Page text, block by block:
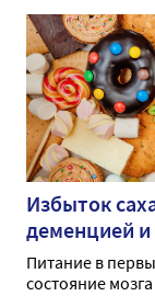
Избыток
деменцией
Питание в
состояние